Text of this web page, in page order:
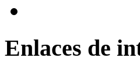
Enlaces de